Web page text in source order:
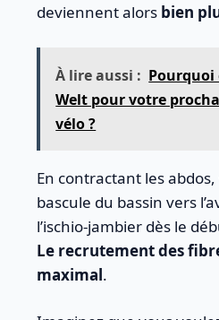
deviennent alors bien
À lire aussi :
Welt pour votre
vélo ?
En contractant les
bascule du bassin vers
l’ischio-jambier dès le
Le recrutement des
maximal.